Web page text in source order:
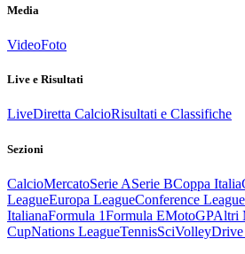
Media
VideoFoto
Live e Risultati
LiveDiretta CalcioRisultati e Classifiche
Sezioni
CalcioMercatoSerie ASerie BCoppa Italia
LeagueEuropa LeagueConference League
ItalianaFormula 1Formula EMotoGPAltri
CupNations LeagueTennisSciVolley